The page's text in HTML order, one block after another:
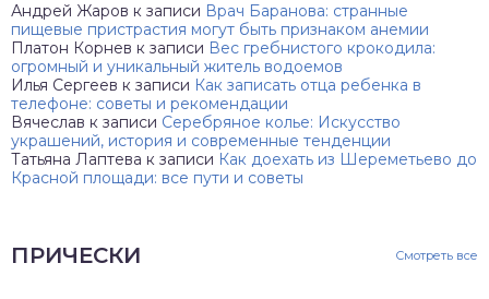
Андрей Жаров к записи Врач Баранова: странные
пищевые пристрастия могут быть признаком анемии
Платон Корнев к записи Вес гребнистого крокодила:
огромный и уникальный житель водоемов
Илья Сергеев к записи Как записать отца ребенка в
телефоне: советы и рекомендации
Вячеслав к записи Серебряное колье: Искусство
украшений, история и современные тенденции
Татьяна Лаптева к записи Как доехать из Шереметьево до
Красной площади: все пути и советы
ПРИЧЕСКИ Смотреть все